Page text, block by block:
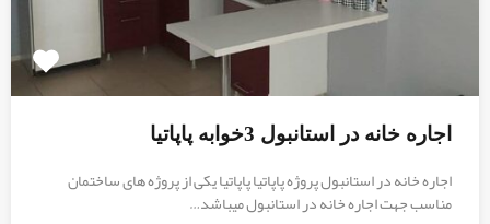
اجاره خانه در استانبول 3خوابه پاپاتیا
اجاره خانه در استانبول پروژه پاپاتیا پاپاتیا یکی از پروژه های ساختمان
مناسب جهت اجاره خانه در استانبول میباشد…